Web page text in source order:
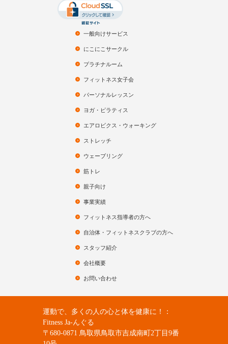
一般向けサービス
にこにこサークル
プラチナルーム
フィットネス女子会
パーソナルレッスン
ヨガ・ピラティス
エアロビクス・ウォーキング
ストレッチ
ウェーブリング
筋トレ
親子向け
事業実績
フィットネス指導者の方へ
自治体・フィットネスクラブの方へ
スタッフ紹介
会社概要
お問い合わせ
運動で、多くの人の心と体を健康に！：
Fitness Ja-んぐる
〒680-0871 鳥取県鳥取市吉成南町2丁目9番